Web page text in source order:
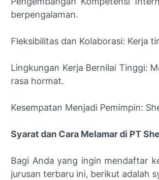
berpengalaman.
Fleksibilitas dan Kolaborasi: Kerja
Lingkungan Kerja Bernilai Tinggi:
rasa hormat.
Kesempatan Menjadi Pemimpin:
Syarat dan Cara Melamar di PT
Bagi Anda yang ingin mendaftar
jurusan terbaru ini, berikut adalah